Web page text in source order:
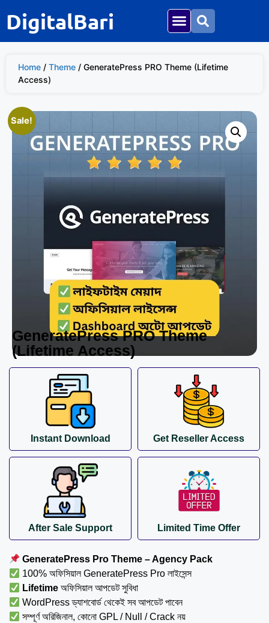
DigitalBari
Home / Theme / GeneratePress PRO Theme (Lifetime
Access)
Sale!
GeneratePress PRO Theme
(Lifetime Access)
Instant Download Get Reseller Access
After Sale Support Limited Time Offer
GeneratePress Pro Theme – Agency Pack
100% অফিসিয়াল GeneratePress Pro লাইসেন্স
Lifetime অফিসিয়াল আপডেট সুবিধা
WordPress ড্যাশবোর্ড থেকেই সব আপডেট পাবেন
সম্পূর্ণ অরিজিনাল, কোনো GPL / Null / Crack নয়